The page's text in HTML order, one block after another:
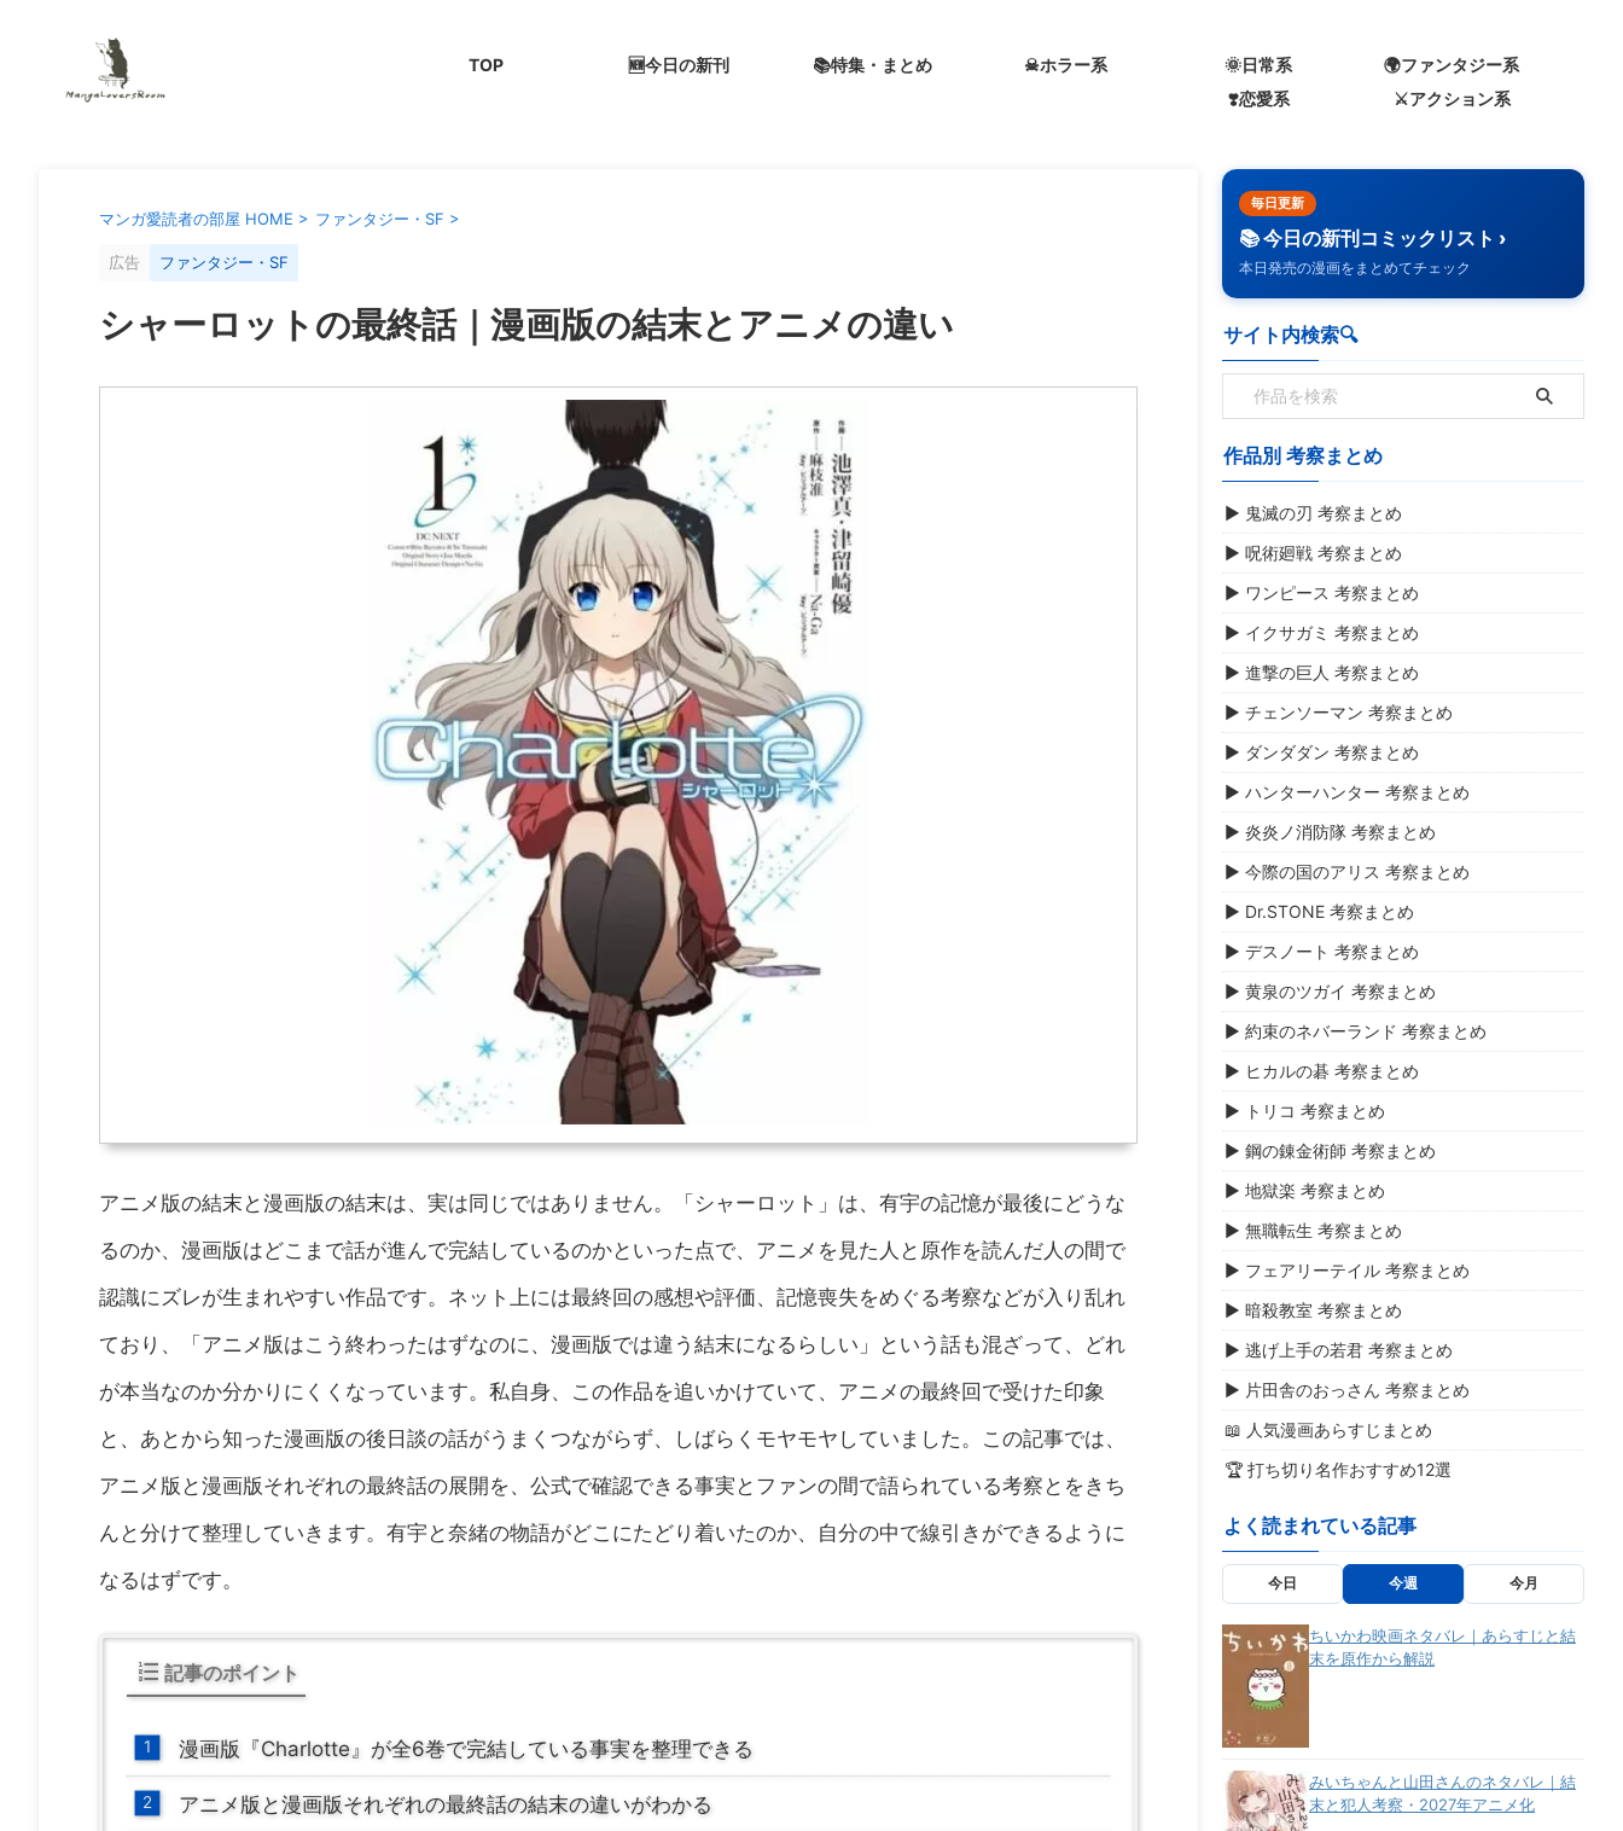
TOP 🆕今日の新刊 📚特集・まとめ ☠ホラー系 🌞日常系
🌍️ファンタジー系
❣️恋愛系
⚔️アクション系
マンガ愛読者の部屋 HOME > ファンタジー・SF >
広告 ファンタジー・SF
シャーロットの最終話｜漫画版の結末とアニメの違い
アニメ版の結末と漫画版の結末は、実は同じではありません。「シャーロット」は、有宇の記憶が最後にどうな
るのか、漫画版はどこまで話が進んで完結しているのかといった点で、アニメを見た人と原作を読んだ人の間で
認識にズレが生まれやすい作品です。ネット上には最終回の感想や評価、記憶喪失をめぐる考察などが入り乱れ
ており、「アニメ版はこう終わったはずなのに、漫画版では違う結末になるらしい」という話も混ざって、どれ
が本当なのか分かりにくくなっています。私自身、この作品を追いかけていて、アニメの最終回で受けた印象
と、あとから知った漫画版の後日談の話がうまくつながらず、しばらくモヤモヤしていました。この記事では、
アニメ版と漫画版それぞれの最終話の展開を、公式で確認できる事実とファンの間で語られている考察とをきち
んと分けて整理していきます。有宇と奈緒の物語がどこにたどり着いたのか、自分の中で線引きができるように
なるはずです。
記事のポイント
漫画版『Charlotte』が全6巻で完結している事実を整理できる
アニメ版と漫画版それぞれの最終話の結末の違いがわかる
毎日更新
📚 今日の新刊コミックリスト ›
本日発売の漫画をまとめてチェック
サイト内検索🔍️
作品別 考察まとめ
▶ 鬼滅の刃 考察まとめ
▶ 呪術廻戦 考察まとめ
▶ ワンピース 考察まとめ
▶ イクサガミ 考察まとめ
▶ 進撃の巨人 考察まとめ
▶ チェンソーマン 考察まとめ
▶ ダンダダン 考察まとめ
▶ ハンターハンター 考察まとめ
▶ 炎炎ノ消防隊 考察まとめ
▶ 今際の国のアリス 考察まとめ
▶ Dr.STONE 考察まとめ
▶ デスノート 考察まとめ
▶ 黄泉のツガイ 考察まとめ
▶ 約束のネバーランド 考察まとめ
▶ ヒカルの碁 考察まとめ
▶ トリコ 考察まとめ
▶ 鋼の錬金術師 考察まとめ
▶ 地獄楽 考察まとめ
▶ 無職転生 考察まとめ
▶ フェアリーテイル 考察まとめ
▶ 暗殺教室 考察まとめ
▶ 逃げ上手の若君 考察まとめ
▶ 片田舎のおっさん 考察まとめ
📖 人気漫画あらすじまとめ
🏆 打ち切り名作おすすめ12選
よく読まれている記事
今日 今週 今月
ちいかわ映画ネタバレ｜あらすじと結
末を原作から解説
みいちゃんと山田さんのネタバレ｜結
末と犯人考察・2027年アニメ化